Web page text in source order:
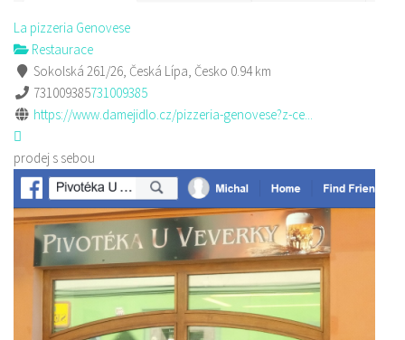
La pizzeria Genovese
Restaurace
Sokolská 261/26, Česká Lípa, Česko 0.94 km
731009385731009385
https://www.damejidlo.cz/pizzeria-genovese?z-ce...
prodej s sebou